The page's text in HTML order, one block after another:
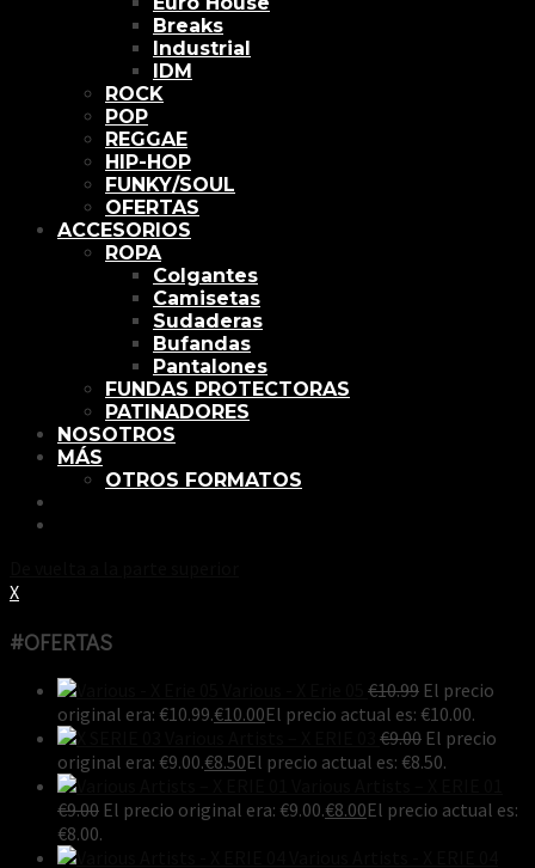
Breaks
Industrial
IDM
ROCK
POP
REGGAE
HIP-HOP
FUNKY/SOUL
OFERTAS
ACCESORIOS
ROPA
Colgantes
Camisetas
Sudaderas
Bufandas
Pantalones
FUNDAS PROTECTORAS
PATINADORES
NOSOTROS
MÁS
OTROS FORMATOS
X
#OFERTAS
€10.99 El precio
original era: €10.99.€10.00El precio actual es: €10.00.
€9.00 El precio
original era: €9.00.€8.50El precio actual es: €8.50.
€9.00 El precio original era: €9.00.€8.00El precio actual es:
€8.00.